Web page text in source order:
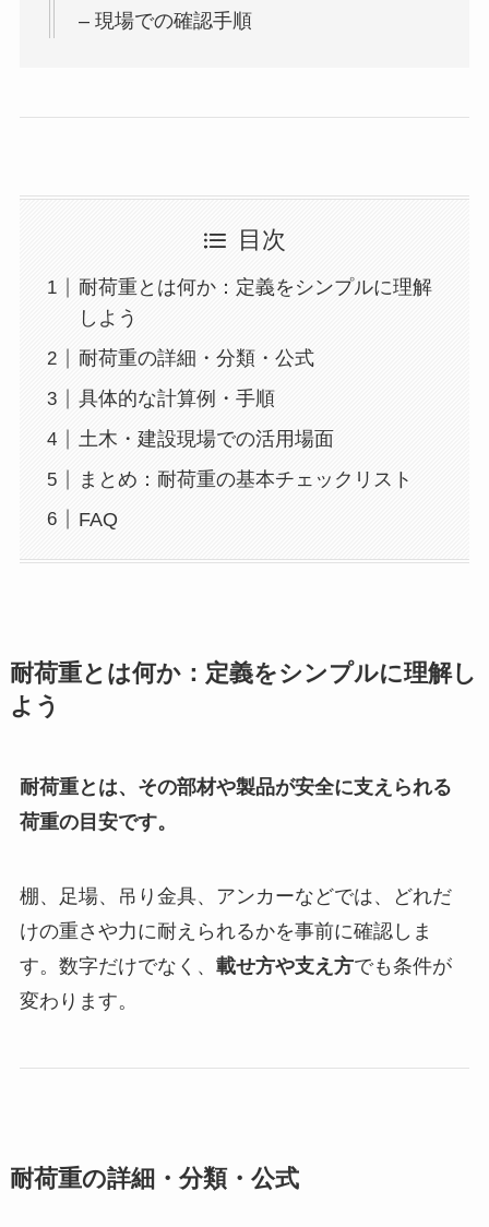
– 現場での確認手順
目次
耐荷重とは何か：定義をシンプルに理解
しよう
耐荷重の詳細・分類・公式
具体的な計算例・手順
土木・建設現場での活用場面
まとめ：耐荷重の基本チェックリスト
FAQ
耐荷重とは何か：定義をシンプルに理解し
よう
耐荷重とは、その部材や製品が安全に支えられる
荷重の目安です。
棚、足場、吊り金具、アンカーなどでは、どれだ
けの重さや力に耐えられるかを事前に確認しま
す。数字だけでなく、 載せ方や支え方でも条件が
変わります。
耐荷重の詳細・分類・公式